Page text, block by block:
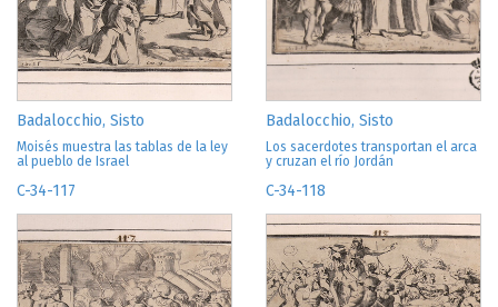
Badalocchio, Sisto
Moisés muestra las tablas de la ley
al pueblo de Israel
Badalocchio, Sisto
Los sacerdotes transportan el arca
y cruzan el río Jordán
C-34-117 C-34-118